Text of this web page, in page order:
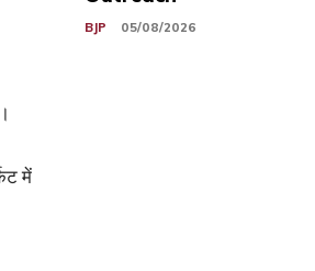
में
BJP 05/08/2026